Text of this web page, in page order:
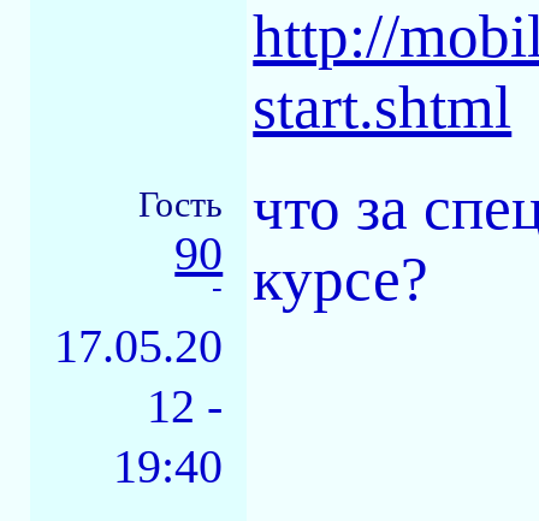
http://
start.shtml
Гость
90
-
17.05.20
12 -
19:40
что за
курсе?